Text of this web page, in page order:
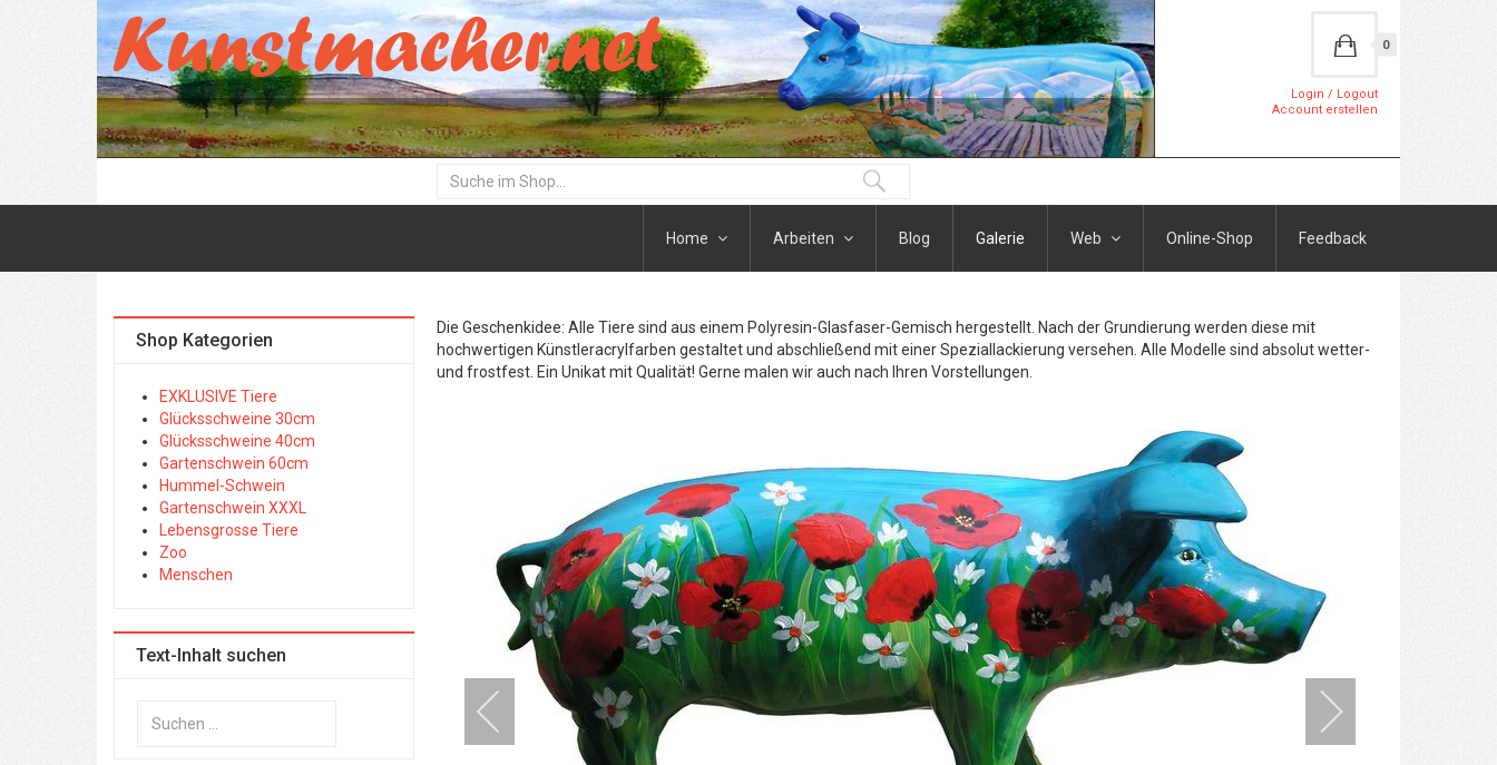
0
Login / Logout
Account erstellen
Home Arbeiten Blog Galerie Web Online-Shop Feedback
Die Geschenkidee: Alle Tiere sind aus einem Polyresin-Glasfaser-Gemisch hergestellt. Nach der Grundierung werden diese mit
hochwertigen Künstleracrylfarben gestaltet und abschließend mit einer Speziallackierung versehen. Alle Modelle sind absolut wetter-
und frostfest. Ein Unikat mit Qualität! Gerne malen wir auch nach Ihren Vorstellungen.
Shop Kategorien
EXKLUSIVE Tiere
Glücksschweine 30cm
Glücksschweine 40cm
Gartenschwein 60cm
Hummel-Schwein
Gartenschwein XXXL
Lebensgrosse Tiere
Zoo
Menschen
Text-Inhalt suchen